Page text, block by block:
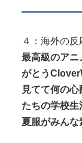
４：海外の反
最高級のアニ
がとう
見てて何の
たちの学校生
夏服がみんな